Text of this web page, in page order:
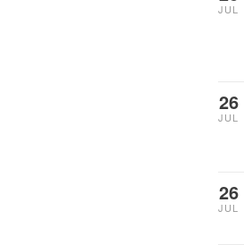
JUL
26
JUL
26
JUL